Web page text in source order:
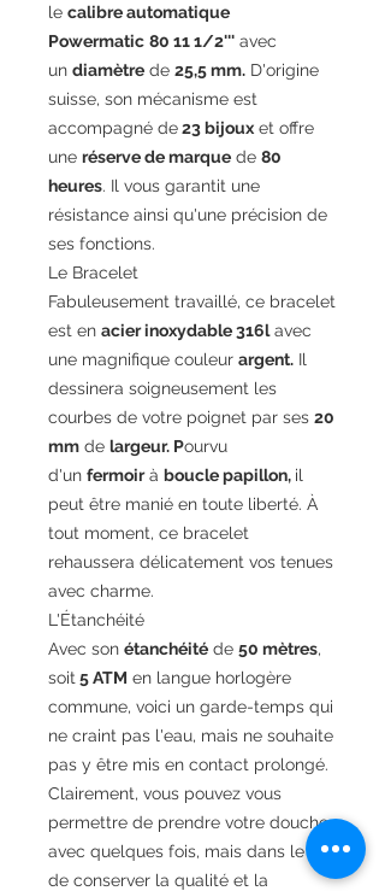
le calibre automatique
Powermatic 80 11 1/2''' avec
un diamètre de 25,5 mm. D'origine
suisse, son mécanisme est
accompagné de23 bijoux et offre
une réserve de marque de 80
heures. Il vous garantit une
résistance ainsi qu'une précision de
ses fonctions.
Le Bracelet
Fabuleusement travaillé, ce bracelet
est en acier inoxydable 316lavec
une magnifique couleur argent. Il
dessinera soigneusement les
courbes de votre poignet par ses 20
mm de largeur. Pourvu
d'un fermoirà boucle papillon, il
peut être manié en toute liberté. À
tout moment, ce bracelet
rehaussera délicatement vos tenues
avec charme.
L'Étanchéité
Avec son étanchéité de 50 mètres,
soit 5 ATM en langue horlogère
commune, voici un garde-temps qui
ne craint pas l'eau, mais ne souhaite
pas y être mis en contact prolongé.
Clairement, vous pouvez vous
permettre de prendre votre douche
avec quelques fois, mais dans le but
de conserver la qualité et la